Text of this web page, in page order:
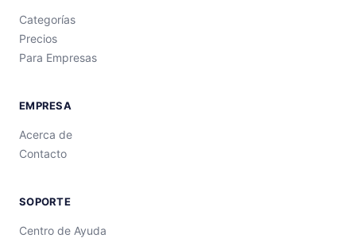
Categorías
Precios
Para Empresas
EMPRESA
Acerca de
Contacto
SOPORTE
Centro de Ayuda